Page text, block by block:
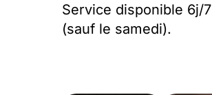
Service disponible 6j/7
(sauf le samedi).